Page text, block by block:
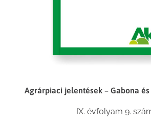
Agrárpiaci jelentések – Gabona
IX. évfolyam 9.